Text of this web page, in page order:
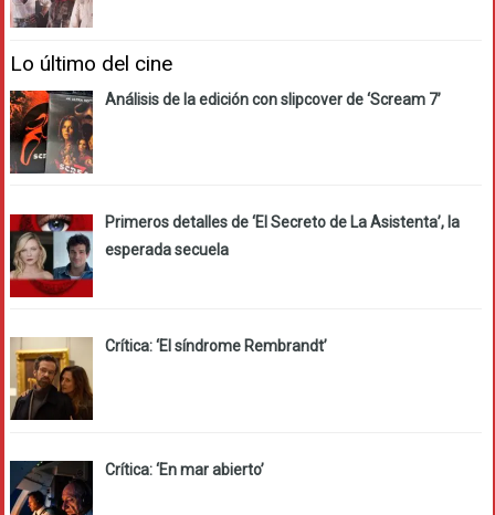
Lo último del cine
Análisis de la edición con slipcover de ‘Scream 7’
Primeros detalles de ‘El Secreto de La Asistenta’, la
esperada secuela
Crítica: ‘El síndrome Rembrandt’
Crítica: ‘En mar abierto’